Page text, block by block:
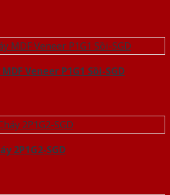
Veneer P1G1 Sồi-SGD
2P1G2-SGD